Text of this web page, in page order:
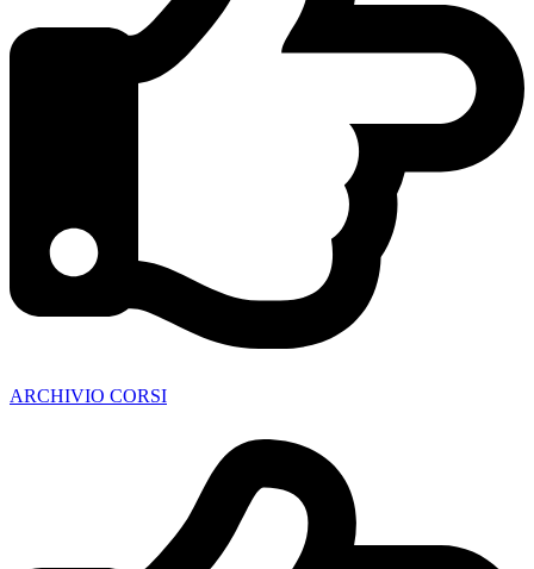
ARCHIVIO CORSI